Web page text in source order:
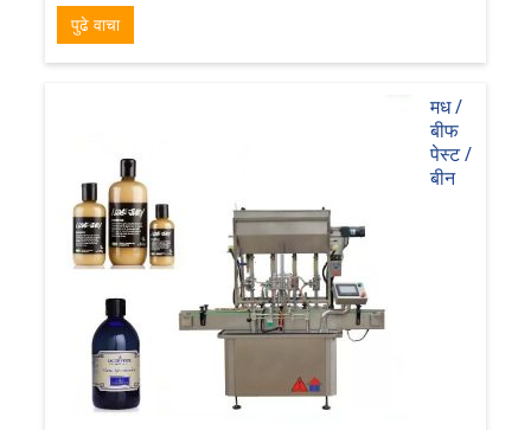
पुढे वाचा
मध /
बीफ
पेस्ट /
बीन